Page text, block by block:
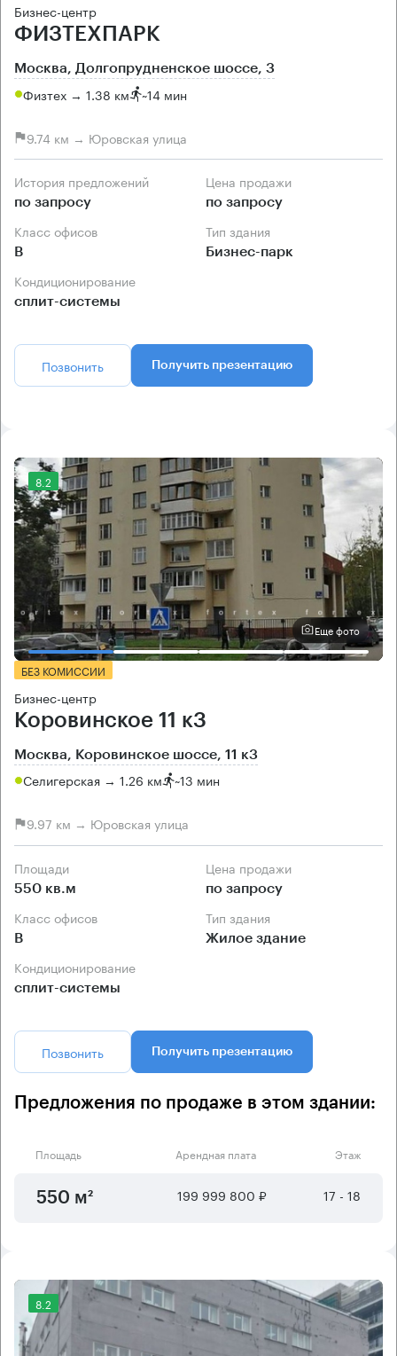
Бизнес-центр
ФИЗТЕХПАРК
Москва, Долгопрудненское шоссе, 3
Физтех → 1.38 км ~14 мин
9.74 км → Юровская улица
История предложений
по запросу
Цена продажи
по запросу
Класс офисов
B
Тип здания
Бизнес-парк
Кондиционирование
сплит-системы
Позвонить Получить презентацию
8.2
Еще фото
БЕЗ КОМИССИИ
Бизнес-центр
Коровинское 11 к3
Москва, Коровинское шоссе, 11 к3
Селигерская → 1.26 км ~13 мин
9.97 км → Юровская улица
Площади
550 кв.м
Цена продажи
по запросу
Класс офисов
B
Тип здания
Жилое здание
Кондиционирование
сплит-системы
Позвонить Получить презентацию
Предложения по продаже в этом здании:
Площадь Арендная плата Этаж
550 м² 199 999 800 ₽ 17 - 18
8.2